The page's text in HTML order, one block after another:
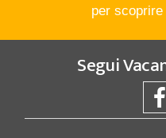
per
Segui